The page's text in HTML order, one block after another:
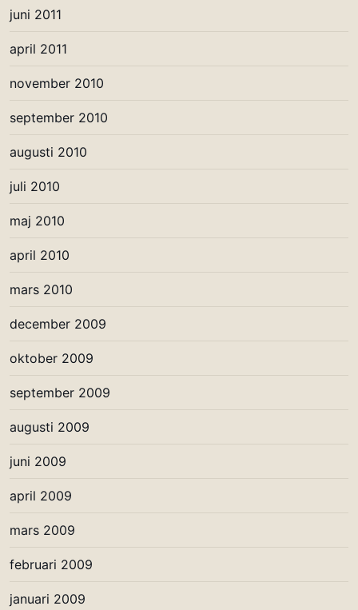
juni 2011
april 2011
november 2010
september 2010
augusti 2010
juli 2010
maj 2010
april 2010
mars 2010
december 2009
oktober 2009
september 2009
augusti 2009
juni 2009
april 2009
mars 2009
februari 2009
januari 2009